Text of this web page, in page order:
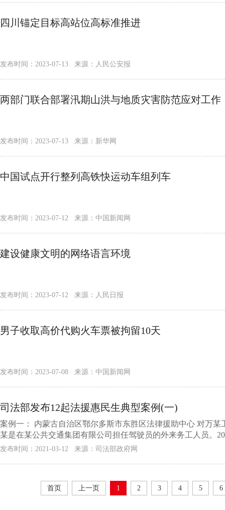
四川锚定目标高站位高标准推进
发布时间：2023-07-13 来源：人民公安报
两部门联合部署汛期山洪与地质灾害防范应对工作
发布时间：2023-07-13 来源：新华网
中国试点开行整列高铁快运动车组列车
发布时间：2023-07-12 来源：中国新闻网
建设健康文明的网络语言环境
发布时间：2023-07-12 来源：人民日报
男子收取高价代购火车票被拘留10天
发布时间：2023-07-08 来源：中国新闻网
司法部发布12起法援惠民生典型案例(一)
案例一： 内蒙古自治区鄂尔多斯市东胜区法律援助中心 对万
某是在某公共交通集团有限公司担任驾驶员的外来务工人员。
发布时间：2021-03-12 来源：司法部政府网
首页 上一页 1 2 3 4 5 6